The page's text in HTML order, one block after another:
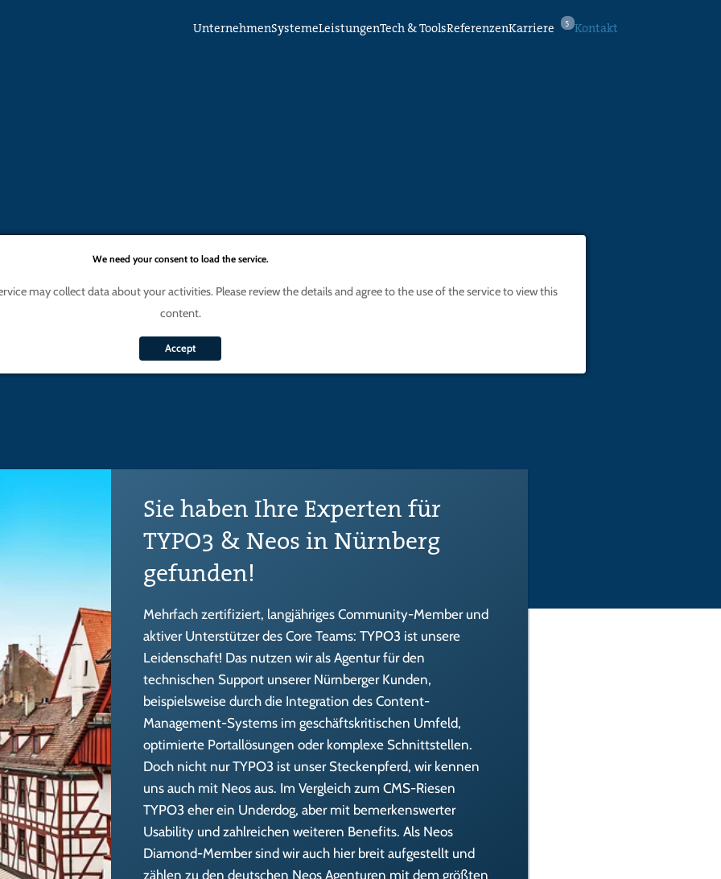
UnternehmenSystemeLeistungenTech & ToolsReferenzenKarriere 5 Kontakt
We need your consent to load the service.
may collect data about your activities. Please review the details and agree to the use of the service to view this
content.
Accept
Sie haben Ihre Experten für
TYPO3 & Neos in Nürnberg
gefunden!
Mehrfach zertifiziert, langjähriges Community-Member und
aktiver Unterstützer des Core Teams: TYPO3 ist unsere
Leidenschaft! Das nutzen wir als Agentur für den
technischen Support unserer Nürnberger Kunden,
beispielsweise durch die Integration des Content-
Management-Systems im geschäftskritischen Umfeld,
optimierte Portallösungen oder komplexe Schnittstellen.
Doch nicht nur TYPO3 ist unser Steckenpferd, wir kennen
uns auch mit Neos aus. Im Vergleich zum CMS-Riesen
TYPO3 eher ein Underdog, aber mit bemerkenswerter
Usability und zahlreichen weiteren Benefits. Als Neos
Diamond-Member sind wir auch hier breit aufgestellt und
zählen zu den deutschen Neos Agenturen mit dem größten